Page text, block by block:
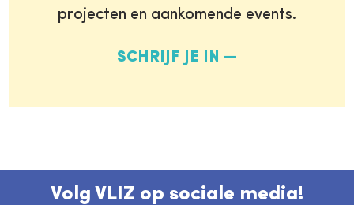
projecten en aankomende events.
SCHRIJF JE IN
Volg VLIZ op sociale media!